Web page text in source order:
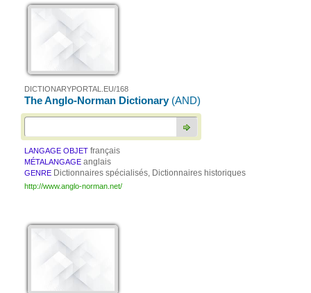
DICTIONARYPORTAL.EU/168
The Anglo-Norman Dictionary (AND)
LANGAGE OBJET français
MÉTALANGAGE anglais
GENRE Dictionnaires spécialisés, Dictionnaires historiques
http://www.anglo-norman.net/